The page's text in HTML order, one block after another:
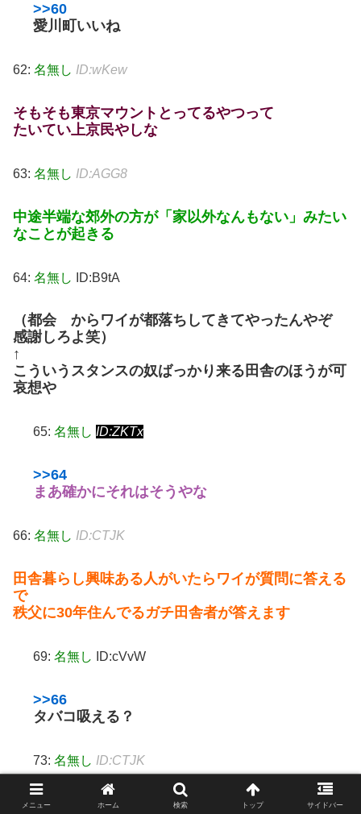
>>60
愛川町いいね
62: 名無し ID:wKew
そもそも東京マウントとってるやつって
たいてい上京民やしな
63: 名無し ID:AGG8
中途半端な郊外の方が「家以外なんもない」みたい
なことが起きる
64: 名無し ID:B9tA
（都会 からワイが都落ちしてきてやったんやぞ
感謝しろよ笑）
↑
こういうスタンスの奴ばっかり来る田舎のほうが可
哀想や
65: 名無し ID:ZKTx
>>64
まあ確かにそれはそうやな
66: 名無し ID:CTJK
田舎暮らし興味ある人がいたらワイが質問に答える
で
秩父に30年住んでるガチ田舎者が答えます
69: 名無し ID:cVvW
>>66
タバコ吸える？
73: 名無し ID:CTJK
>>69
メニュー ホーム 検索 トップ サイドバー